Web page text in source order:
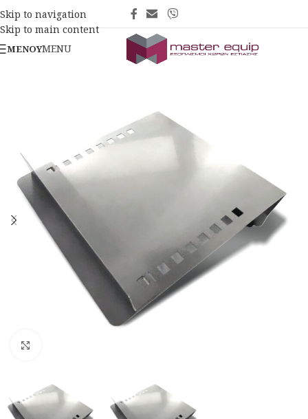
Skip to navigation
Skip to main content
ΜΕΝΟΎMENU